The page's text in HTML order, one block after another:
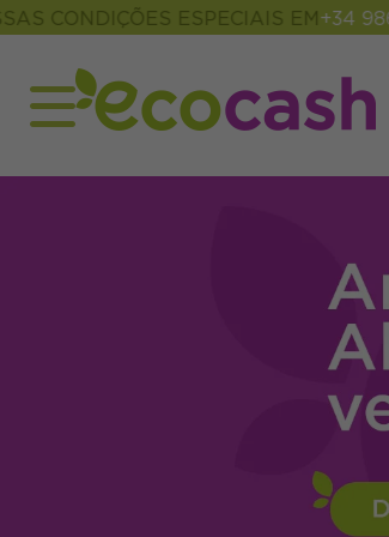
ESPECIAIS EM+34 986 302 343